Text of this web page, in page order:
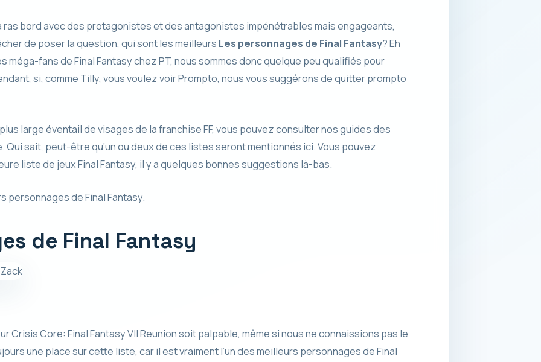
ras bord avec des protagonistes et des antagonistes impénétrables mais engageants,
de poser la question, qui sont les meilleurs Les personnages de Final Fantasy? Eh
méga-fans de Final Fantasy chez PT, nous sommes donc quelque peu qualifiés pour
si, comme Tilly, vous voulez voir Prompto, nous vous suggérons de quitter prompto
large éventail de visages de la franchise FF, vous pouvez consulter nos guides des
Qui sait, peut-être qu’un ou deux de ces listes seront mentionnés ici. Vous pouvez
liste de jeux Final Fantasy, il y a quelques bonnes suggestions là-bas.
personnages de Final Fantasy.
de Final Fantasy
Crisis Core: Final Fantasy VII Reunion soit palpable, même si nous ne connaissions pas le
une place sur cette liste, car il est vraiment l’un des meilleurs personnages de Final